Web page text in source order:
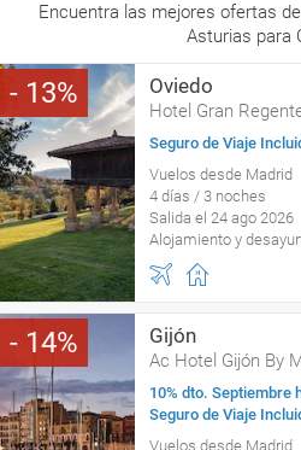
Encuentra las mejores ofertas
Asturias para
13 Oviedo
Hotel Gran
Seguro de Viaje
Vuelos desde Madrid
4 días / 3 noches
Salida el 24 ago 2026
Alojamiento y
14 Gijón
Ac Hotel Gijón By
10% dto. Septiembre
Seguro de Viaje
Vuelos desde Madrid